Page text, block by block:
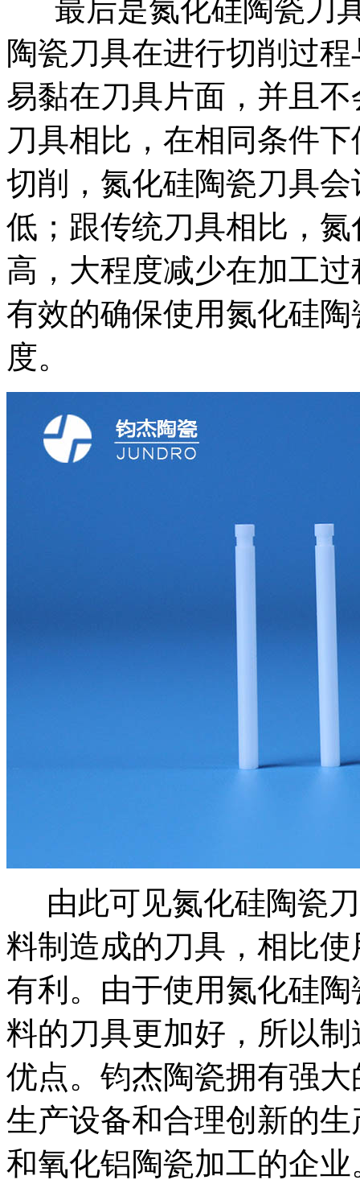
最后是氮化硅陶瓷刀
陶瓷刀具在进行切削过
易黏在刀具片面，并且
刀具相比，在相同条件
切削，氮化硅陶瓷刀具
低；跟传统刀具相比，
高，大程度减少在加工
有效的确保使用氮化硅
度。
由此可见氮化硅陶瓷
料制造成的刀具，相比
有利。由于使用氮化硅
料的刀具更加好，所以
优点。钧杰陶瓷拥有强
生产设备和合理创新的
和氧化铝陶瓷加工的企